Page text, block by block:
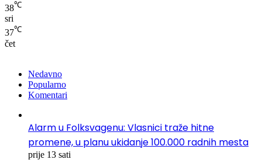
38℃
sri
37℃
čet
Nedavno
Popularno
Komentari
Alarm u Folksvagenu: Vlasnici traže hitne
promene, u planu ukidanje 100.000 radnih mesta
prije 13 sati